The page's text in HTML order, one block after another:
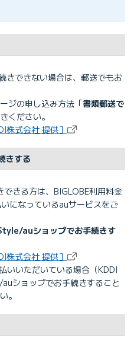
きできない場合は、郵送でもお
ジの申し込み方法「書類郵送で
ください。
株式会社 提供］
きする
きる方は、BIGLOBE利用料金
になっているauサービスをご
auショップでお手続きす
株式会社 提供］
いいただいている場合（KDDI
ショップでお手続きすること
。